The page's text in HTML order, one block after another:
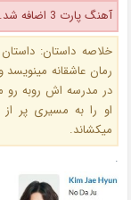
آهنگ پارت 3 اضافه شد.
خلاصه داستان:
رمان عاشقانه
در مدرسه اش روبه رو
او را به مسیری پر
میکشاند.
.